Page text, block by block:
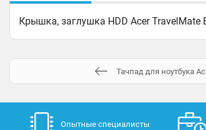
Крышка, заглушка HDD Acer TravelMate
Тачпад для ноутбука
Опытные специалисты